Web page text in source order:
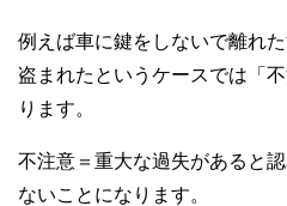
例えば車に鍵をしないで離れ
盗まれたというケースでは「
ります。
不注意＝重大な過失があると
ないことになります。